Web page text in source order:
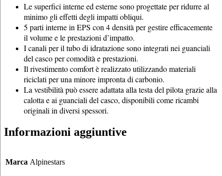
Le superfici interne ed esterne sono progettate per ridurre al
minimo gli effetti degli impatti obliqui.
5 parti interne in EPS con 4 densità per gestire efficacemente
il volume e le prestazioni d’impatto.
I canali per il tubo di idratazione sono integrati nei guanciali
del casco per comodità e prestazioni.
Il rivestimento comfort è realizzato utilizzando materiali
riciclati per una minore impronta di carbonio.
La vestibilità può essere adattata alla testa del pilota grazie alla
calotta e ai guanciali del casco, disponibili come ricambi
originali in diversi spessori.
Informazioni aggiuntive
Marca Alpinestars